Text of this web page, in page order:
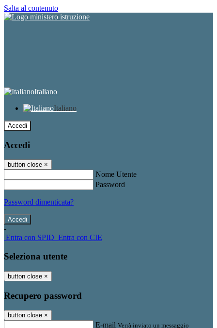
Salta al contenuto
Italiano
Italiano
Accedi
Accedi
button close ×
Nome Utente
Password
Password dimenticata?
-
Entra con SPID Entra con CIE
Seleziona utente
button close ×
Recupero password
button close ×
E-mail Verrà inviato un messaggio